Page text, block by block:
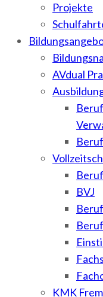
Projekte
AVdual
BVJ
KMK